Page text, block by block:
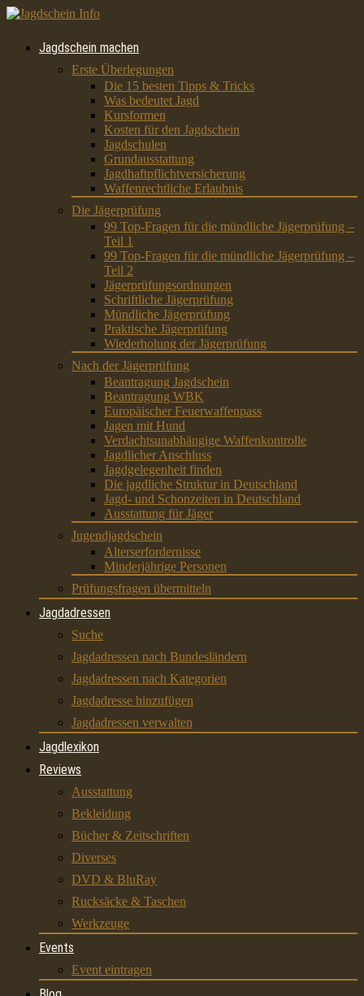
Jagdschein machen
Erste Überlegungen
Die 15 besten Tipps & Tricks
Was bedeutet Jagd
Kursformen
Kosten für den Jagdschein
Jagdschulen
Grundausstattung
Jagdhaftpflichtversicherung
Waffenrechtliche Erlaubnis
Die Jägerprüfung
99 Top-Fragen für die mündliche Jägerprüfung –
Teil 1
99 Top-Fragen für die mündliche Jägerprüfung –
Teil 2
Jägerprüfungsordnungen
Schriftliche Jägerprüfung
Mündliche Jägerprüfung
Praktische Jägerprüfung
Wiederholung der Jägerprüfung
Nach der Jägerprüfung
Beantragung Jagdschein
Beantragung WBK
Europäischer Feuerwaffenpass
Jagen mit Hund
Verdachtsunabhängige Waffenkontrolle
Jagdlicher Anschluss
Jagdgelegenheit finden
Die jagdliche Struktur in Deutschland
Jagd- und Schonzeiten in Deutschland
Ausstattung für Jäger
Jugendjagdschein
Alterserfordernisse
Minderjährige Personen
Prüfungsfragen übermitteln
Jagdadressen
Suche
Jagdadressen nach Bundesländern
Jagdadressen nach Kategorien
Jagdadresse hinzufügen
Jagdadressen verwalten
Jagdlexikon
Reviews
Ausstattung
Bekleidung
Bücher & Zeitschriften
Diverses
DVD & BluRay
Rucksäcke & Taschen
Werkzeuge
Events
Event eintragen